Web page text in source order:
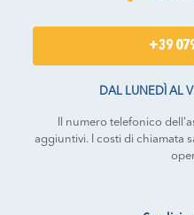
+39
DAL LUNEDÌ AL
Il numero telefonico
aggiuntivi. I costi di chiamata